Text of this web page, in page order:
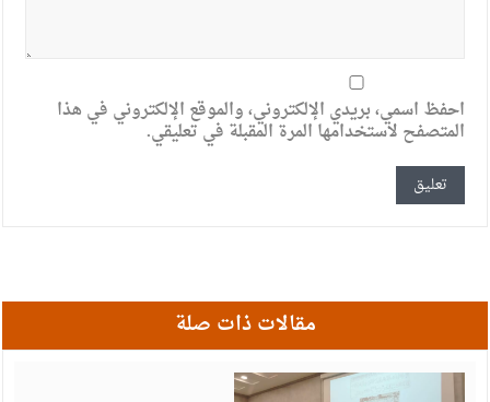
احفظ اسمي، بريدي الإلكتروني، والموقع الإلكتروني في هذا
المتصفح لاستخدامها المرة المقبلة في تعليقي.
مقالات ذات صلة